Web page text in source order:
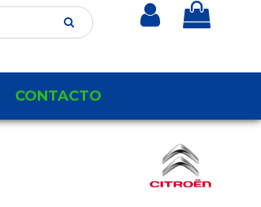
CONTACTO